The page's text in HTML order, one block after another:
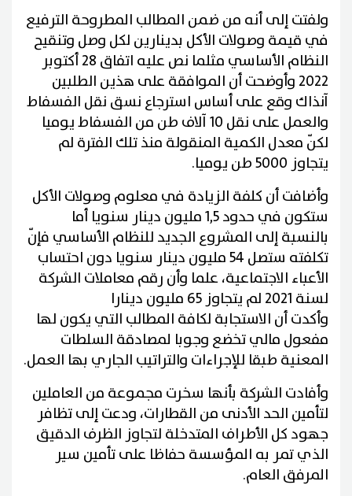
ولفتت إلى أنه من ضمن المطالب المطروحة الترفيع
في قيمة وصولات الأكل بدينارين لكل وصل وتنقيح
النظام الأساسي مثلما نص عليه اتفاق 28 أكتوبر
2022 وأوضحت أن الموافقة على هذين الطلبين
آنذاك وقع على أساس استرجاع نسق نقل الفسفاط
والعمل على نقل 10 آلاف طن من الفسفاط يوميا
لكنّ معدل الكمية المنقولة منذ تلك الفترة لم
يتجاوز 5000 طن يوميا.
وأضافت أن كلفة الزيادة في معلوم وصولات الأكل
ستكون في حدود 1,5 مليون دينار سنويا أما
بالنسبة إلى المشروع الجديد للنظام الأساسي فإنّ
تكلفته ستصل 54 مليون دينار سنويا دون احتساب
الأعباء الاجتماعية، علما وأن رقم معاملات الشركة
لسنة 2021 لم يتجاوز 65 مليون دينارا
وأكدت أن الاستجابة لكافة المطالب التي يكون لها
مفعول مالي تخضع وجوبا لمصادقة السلطات
المعنية طبقا للإجراءات والتراتيب الجاري بها العمل.
وأفادت الشركة بأنها سخرت مجموعة من العاملين
لتأمين الحد الأدنى من القطارات، ودعت إلى تظافر
جهود كل الأطراف المتدخلة لتجاوز الظرف الدقيق
الذي تمر به المؤسسة حفاظا على تأمين سير
المرفق العام.